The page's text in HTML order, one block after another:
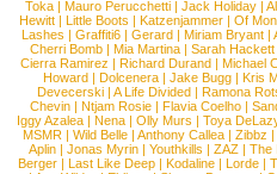
Toka | Mauro Perucchetti | Jack Holiday |
Hewitt |Little Boots |Katzenjammer |Of
Lashes |Graffiti6 |Gerard |Miriam Bryant |
Cherri Bomb | Mia Martina | Sarah Hackett
Cierra Ramirez | Richard Durand | Michael
Howard |Dolcenera |Jake Bugg |Kris
Devecerski |A Life Divided |Ramona
Chevin |Ntjam Rosie |Flavia Coelho |
Iggy Azalea | Nena | Olly Murs | Toya
MSMR |Wild Belle |Anthony Callea |Zibbz
Aplin | Jonas Myrin | Youthkills | ZAZ | The
Berger |Last Like Deep |Kodaline |Lorde |